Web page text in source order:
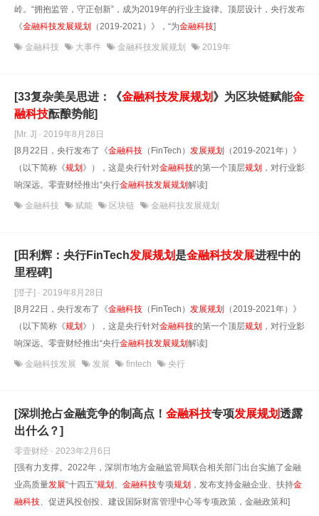
岭。“拥抱监管，守正创新”，成为2019年的行业主旋律。顶层设计，央行发布
《金融科技发展规划 （2019-2021）》，“为金融科技]
金融科技 大事件 金融科技发展规划 2019年
[33复杂美吴思进：《金融科技发展规划 》为区块链赋能金
融科技酝酿势能]
[Mr. J] · 2019年8月28日
[8月22日，央行发布了《金融科技 （FinTech） 发展规划 （2019-2021年）》
（以下简称《规划》），这是央行针对金融科技的第一个顶层规划 ，对行业影
响深远。零壹财经推出“央行金融科技发展规划解读]
金融科技 赋能 区块链 金融科技发展规划
[田利辉：央行FinTech发展规划是金融科技发展进程中的
里程碑]
[澄子] · 2019年8月28日
[8月22日，央行发布了《金融科技 （FinTech） 发展规划 （2019-2021年）》
（以下简称《规划》），这是央行针对金融科技的第一个顶层规划 ，对行业影
响深远。零壹财经推出“央行金融科技发展规划解读]
金融科技发展 发展 fintech 央行
[深圳抢占金融竞争的制高点！ 金融科技专项发展规划透露
出什么？]
零壹财经 · 2023年2月6日
[强有力支撑。2022年，深圳市地方金融监管局联合相关部门出台实施了金融
业高质量发展“十四五”规划、 金融科技专项规划 ，发布支持金融企业、扶持金
融科技、促进风投创投、建设国际财富管理中心等专项政策，金融政策和]